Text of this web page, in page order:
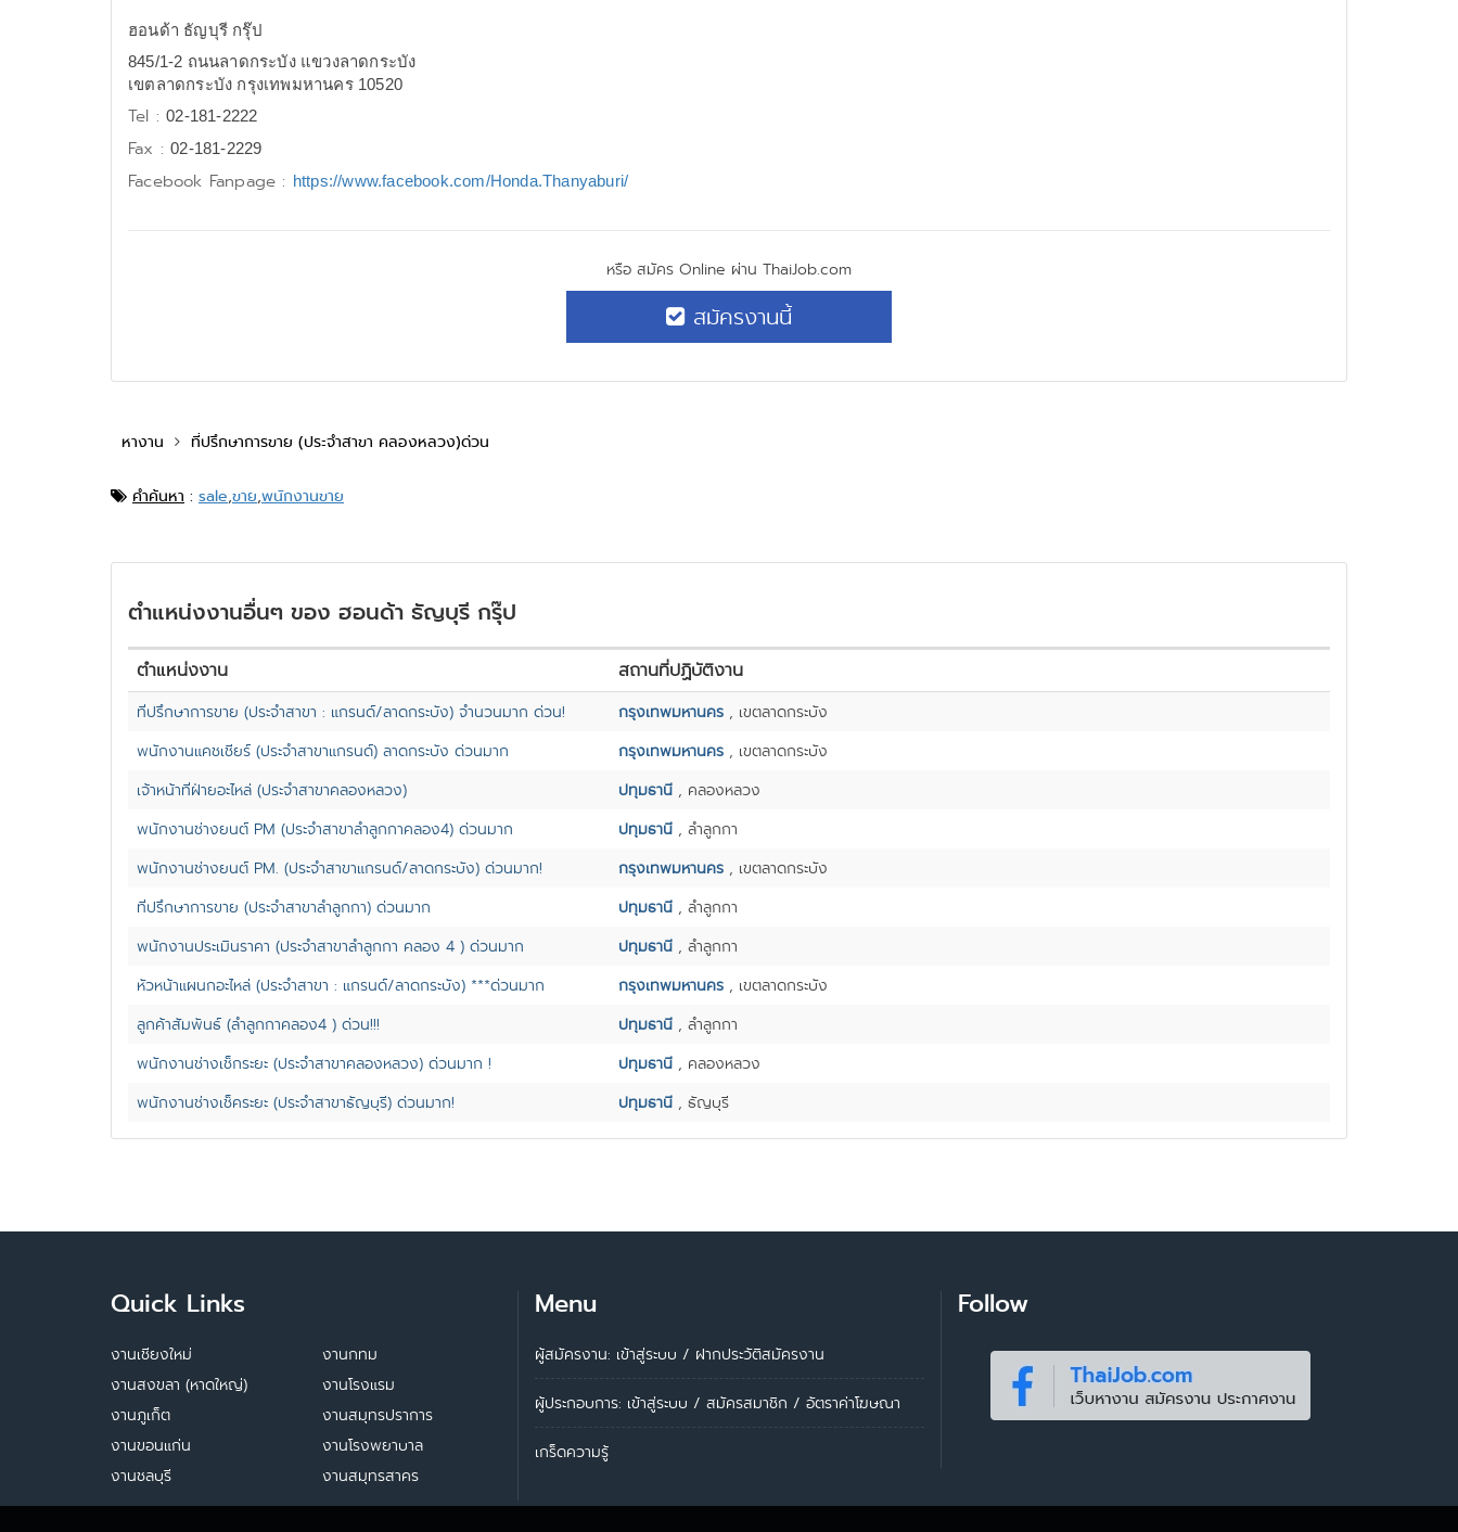
ฮอนด้า ธัญบุรี กรุ๊ป
845/1-2 ถนนลาดกระบัง แขวงลาดกระบัง
เขตลาดกระบัง กรุงเทพมหานคร 10520
Tel :02-181-2222
Fax :02-181-2229
Facebook Fanpage : https://www.facebook.com/Honda.Thanyaburi/
หรือ สมัคร Online ผ่าน ThaiJob.com
สมัครงานนี้
หางาน ที่ปรึกษาการขาย (ประจำสาขา คลองหลวง)ด่วน
คำค้นหา : sale,ขาย,พนักงานขาย
ตำแหน่งงานอื่นๆ ของ ฮอนด้า ธัญบุรี กรุ๊ป
ตำแหน่งงาน สถานที่ปฏิบัติงาน
ที่ปรึกษาการขาย (ประจำสาขา : แกรนด์/ลาดกระบัง) จำนวนมาก ด่วน! กรุงเทพมหานคร , เขตลาดกระบัง
พนักงานแคชเชียร์ (ประจำสาขาแกรนด์) ลาดกระบัง ด่วนมาก
กรุงเทพมหานคร , เขตลาดกระบัง
เจ้าหน้าที่ฝ่ายอะไหล่ (ประจำสาขาคลองหลวง)
ปทุมธานี , คลองหลวง
พนักงานช่างยนต์ PM (ประจำสาขาลำลูกกาคลอง4) ด่วนมาก
ปทุมธานี , ลำลูกกา
พนักงานช่างยนต์ PM. (ประจำสาขาแกรนด์/ลาดกระบัง) ด่วนมาก!
กรุงเทพมหานคร , เขตลาดกระบัง
ที่ปรึกษาการขาย (ประจำสาขาลำลูกกา) ด่วนมาก
ปทุมธานี , ลำลูกกา
พนักงานประเมินราคา (ประจำสาขาลำลูกกา คลอง 4 ) ด่วนมาก
ปทุมธานี , ลำลูกกา
หัวหน้าแผนกอะไหล่ (ประจำสาขา : แกรนด์/ลาดกระบัง) ***ด่วนมาก
กรุงเทพมหานคร , เขตลาดกระบัง
ลูกค้าสัมพันธ์ (ลำลูกกาคลอง4 ) ด่วน!!!
ปทุมธานี , ลำลูกกา
พนักงานช่างเช็กระยะ (ประจำสาขาคลองหลวง) ด่วนมาก !
ปทุมธานี , คลองหลวง
พนักงานช่างเช็คระยะ (ประจำสาขาธัญบุรี) ด่วนมาก!
ปทุมธานี , ธัญบุรี
Quick Links
งานเชียงใหม่
งานสงขลา (หาดใหญ่)
งานภูเก็ต
งานขอนแก่น
งานชลบุรี
งานกทม
งานโรงแรม
งานสมุทรปราการ
งานโรงพยาบาล
งานสมุทรสาคร
Menu
ผู้สมัครงาน: เข้าสู่ระบบ / ฝากประวัติสมัครงาน
ผู้ประกอบการ: เข้าสู่ระบบ / สมัครสมาชิก / อัตราค่าโฆษณา
เกร็ดความรู้
Follow